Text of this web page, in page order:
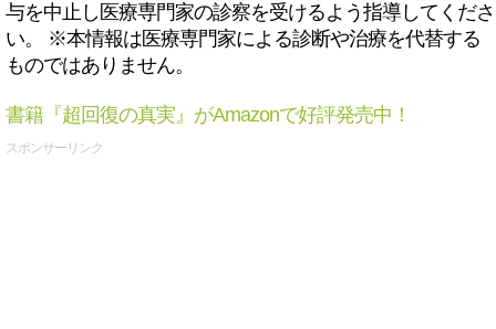
与を中止し医療専門家の診察を受けるよう指導してくださ
い。 ※本情報は医療専門家による診断や治療を代替する
ものではありません。
書籍『超回復の真実』がAmazonで好評発売中！
スポンサーリンク